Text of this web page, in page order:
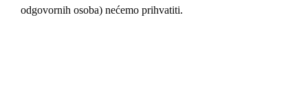
odgovornih osoba) nećemo prihvatiti.